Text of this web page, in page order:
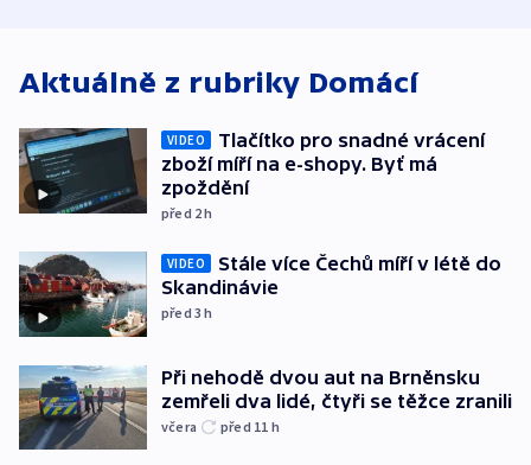
Aktuálně z rubriky Domácí
VIDEO
Tlačítko pro snadné vrácení
zboží míří na e-shopy. Byť má
zpoždění
před 2h
VIDEO
Stále více Čechů míří v létě do
Skandinávie
před 3h
Při nehodě dvou aut na Brněnsku
zemřeli dva lidé, čtyři se těžce zranili
včera před 11 h